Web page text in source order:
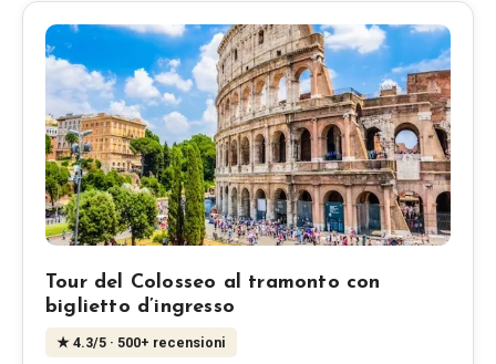
Tour del Colosseo al tramonto con
biglietto d’ingresso
★ 4.3/5 · 500+ recensioni